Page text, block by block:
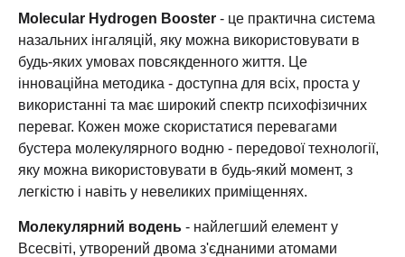
Molecular Hydrogen Booster - це практична система
назальних інгаляцій, яку можна використовувати в
будь-яких умовах повсякденного життя. Це
інноваційна методика - доступна для всіх, проста у
використанні та має широкий спектр психофізичних
переваг. Кожен може скористатися перевагами
бустера молекулярного водню - передової технології,
яку можна використовувати в будь-який момент, з
легкістю і навіть у невеликих приміщеннях.
Молекулярний водень - найлегший елемент у
Всесвіті, утворений двома з'єднаними атомами